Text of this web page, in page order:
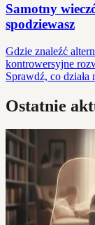
Samotny
spodziewasz
Gdzie znaleźć
kontrowersyjne
Sprawdź, co działa
Ostatnie